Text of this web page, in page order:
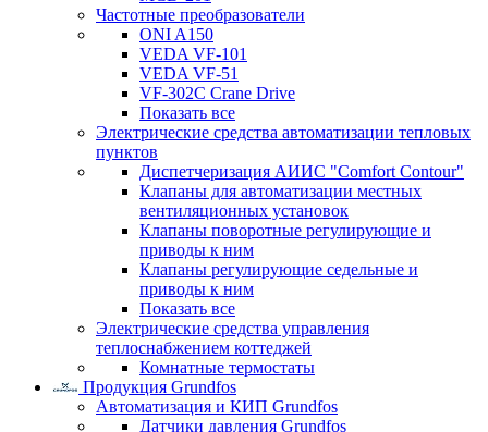
Частотные преобразователи
ONI A150
VEDA VF-101
VEDA VF-51
VF-302C Crane Drive
Показать все
Электрические средства автоматизации тепловых
пунктов
Диспетчеризация АИИС "Comfort Contour"
Клапаны для автоматизации местных
вентиляционных установок
Клапаны поворотные регулирующие и
приводы к ним
Клапаны регулирующие седельные и
приводы к ним
Показать все
Электрические средства управления
теплоснабжением коттеджей
Комнатные термостаты
Продукция Grundfos
Автоматизация и КИП Grundfos
Датчики давления Grundfos